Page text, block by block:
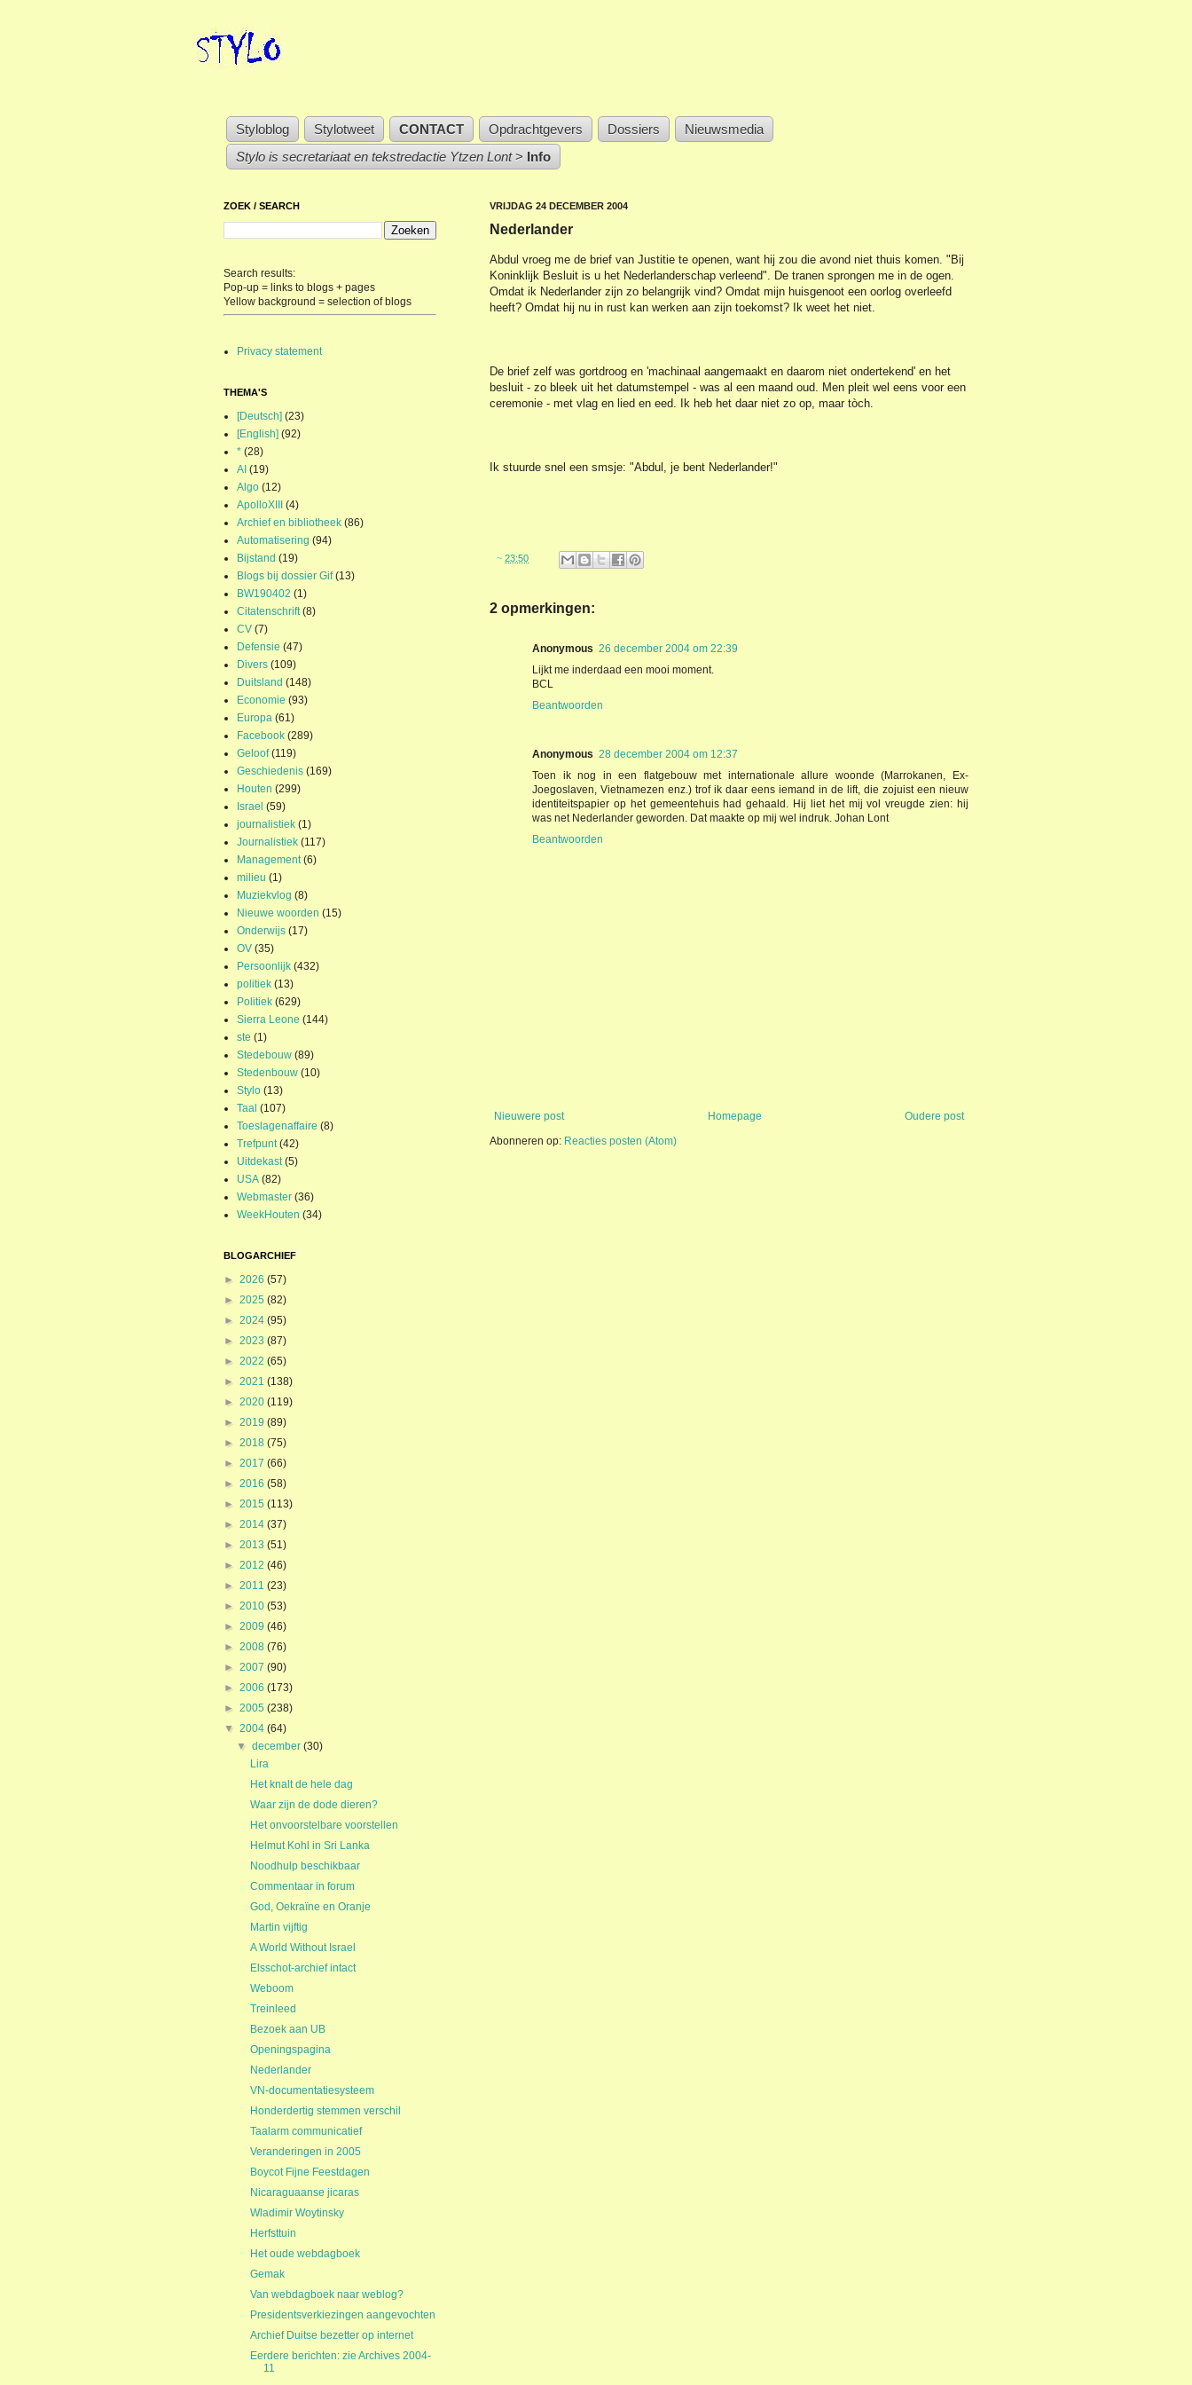
Styloblog Stylotweet CONTACT Opdrachtgevers Dossiers
Nieuwsmedia
Stylo is secretariaat en tekstredactie Ytzen Lont> Info
VRIJDAG 24 DECEMBER 2004
Nederlander
Abdul vroeg me de brief van Justitie te openen, want hij zou die avond niet thuis komen. "Bij
Koninklijk Besluit is u het Nederlanderschap verleend". De tranen sprongen me in de ogen.
Omdat ik Nederlander zijn zo belangrijk vind? Omdat mijn huisgenoot een oorlog overleefd
heeft? Omdat hij nu in rust kan werken aan zijn toekomst? Ik weet het niet.
De brief zelf was gortdroog en 'machinaal aangemaakt en daarom niet ondertekend' en het
besluit - zo bleek uit het datumstempel - was al een maand oud. Men pleit wel eens voor een
ceremonie - met vlag en lied en eed. Ik heb het daar niet zo op, maar tòch.
Ik stuurde snel een smsje: "Abdul, je bent Nederlander!"
~ 23:50
2 opmerkingen:
Anonymous 26 december 2004 om 22:39
Lijkt me inderdaad een mooi moment.
BCL
Beantwoorden
Anonymous 28 december 2004 om 12:37
Toen ik nog in een flatgebouw met internationale allure woonde (Marrokanen, Ex-
Joegoslaven, Vietnamezen enz.) trof ik daar eens iemand in de lift, die zojuist een nieuw
identiteitspapier op het gemeentehuis had gehaald. Hij liet het mij vol vreugde zien: hij
was net Nederlander geworden. Dat maakte op mij wel indruk. Johan Lont
Beantwoorden
Nieuwere post Oudere post
Homepage
Abonneren op: Reacties posten (Atom)
ZOEK / SEARCH
Search results:
Pop-up = links to blogs + pages
Yellow background = selection of blogs
Privacy statement
THEMA'S
[Deutsch] (23)
[English] (92)
* (28)
AI (19)
Algo (12)
ApolloXIII
(4)
Archief en bibliotheek (86)
Automatisering (94)
Bijstand (19)
Blogs bij dossier Gif (13)
BW190402 (1)
Citatenschrift (8)
CV (7)
Defensie (47)
Divers (109)
Duitsland (148)
Economie (93)
Europa (61)
Facebook (289)
Geloof (119)
Geschiedenis (169)
Houten (299)
Israel (59)
journalistiek (1)
Journalistiek (117)
Management (6)
milieu (1)
Muziekvlog (8)
Nieuwe woorden (15)
Onderwijs (17)
OV (35)
Persoonlijk (432)
politiek (13)
Politiek (629)
Sierra Leone (144)
ste (1)
Stedebouw (89)
Stedenbouw (10)
Stylo (13)
Taal (107)
Toeslagenaffaire (8)
Trefpunt (42)
Uitdekast (5)
USA (82)
Webmaster (36)
WeekHouten (34)
BLOGARCHIEF
► 2026 (57)
► 2025 (82)
► 2024 (95)
► 2023 (87)
► 2022 (65)
► 2021 (138)
► 2020 (119)
► 2019 (89)
► 2018 (75)
► 2017 (66)
► 2016 (58)
► 2015 (113)
► 2014 (37)
► 2013 (51)
► 2012 (46)
► 2011 (23)
► 2010 (53)
► 2009 (46)
► 2008 (76)
► 2007 (90)
► 2006 (173)
► 2005 (238)
▼ 2004 (64)
▼december(30)
Lira
Het knalt de hele dag
Waar zijn de dode dieren?
Het onvoorstelbare voorstellen
Helmut Kohl in Sri Lanka
Noodhulp beschikbaar
Commentaar in forum
God, Oekraïne en Oranje
Martin vijftig
A World Without Israel
Elsschot-archief intact
Weboom
Treinleed
Bezoek aan UB
Openingspagina
Nederlander
VN-documentatiesysteem
Honderdertig stemmen verschil
Taalarm communicatief
Veranderingen in 2005
Boycot Fijne Feestdagen
Nicaraguaanse jicaras
Wladimir Woytinsky
Herfsttuin
Het oude webdagboek
Gemak
Van webdagboek naar weblog?
Presidentsverkiezingen aangevochten
Archief Duitse bezetter op internet
Eerdere berichten: zie Archives 2004-
11